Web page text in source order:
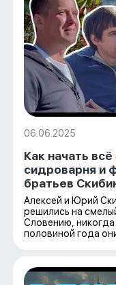
06.06.2025
Как начать
сидроварня и
братьев
Алексей и Юрий
решились на
Словению, никогда
половиной года